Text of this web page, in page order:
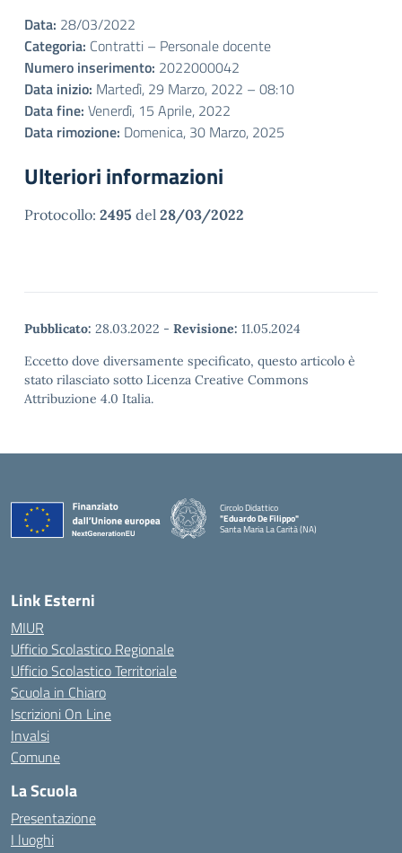
Data: 28/03/2022
Categoria: Contratti – Personale docente
Numero inserimento: 2022000042
Data inizio: Martedì, 29 Marzo, 2022 – 08:10
Data fine: Venerdì, 15 Aprile, 2022
Data rimozione: Domenica, 30 Marzo, 2025
Ulteriori informazioni
Protocollo: 2495 del 28/03/2022
Pubblicato: 28.03.2022 - Revisione: 11.05.2024
Eccetto dove diversamente specificato, questo articolo è
stato rilasciato sotto Licenza Creative Commons
Attribuzione 4.0 Italia.
Circolo Didattico
"Eduardo De Filippo"
Santa Maria La Carità (NA)
Link Esterni
MIUR
Ufficio Scolastico Regionale
Ufficio Scolastico Territoriale
Scuola in Chiaro
Iscrizioni On Line
Invalsi
Comune
La Scuola
Presentazione
I luoghi